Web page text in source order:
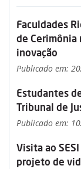
Faculdades
de Cerimônia
inovação
Publicado em:
Estudantes
Tribunal de
Publicado em:
Visita ao
projeto de